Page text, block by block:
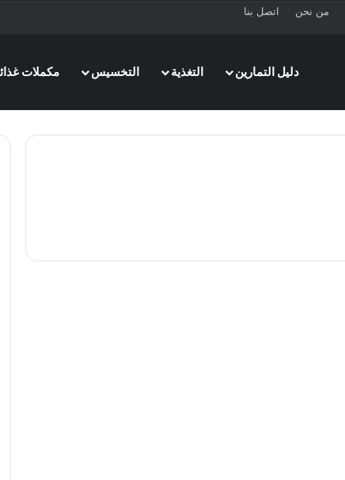
من نحن اتصل بنا
دليل التمارين
التغذية التخسيس مكملات